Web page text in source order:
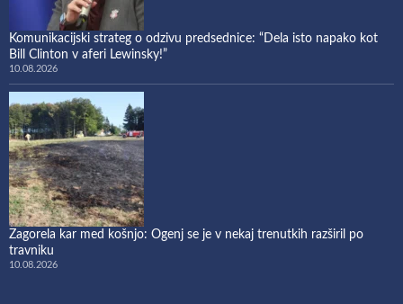
Komunikacijski strateg o odzivu predsednice: “Dela isto napako kot
Bill Clinton v aferi Lewinsky!”
10.08.2026
Zagorela kar med košnjo: Ogenj se je v nekaj trenutkih razširil po
travniku
10.08.2026